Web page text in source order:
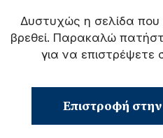
Δυστυχώς η σελίδα που
βρεθεί. Παρακαλώ
για να επιστρέψετε
Επιστροφή